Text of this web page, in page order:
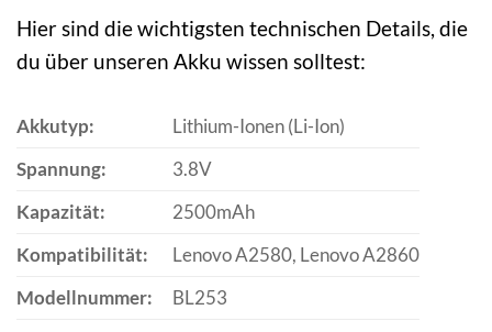
Hier sind die wichtigsten technischen Details, die
du über unseren Akku wissen solltest:
Akkutyp:
Lithium-Ionen (Li-Ion)
Spannung:
3.8V
Kapazität:
2500mAh
Kompatibilität:
Lenovo A2580, Lenovo A2860
Modellnummer:
BL253